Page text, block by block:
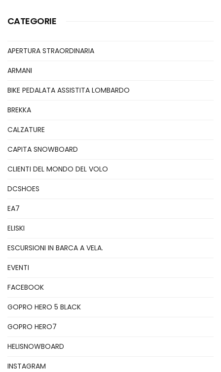
CATEGORIE
APERTURA STRAORDINARIA
ARMANI
BIKE PEDALATA ASSISTITA LOMBARDO
BREKKA
CALZATURE
CAPITA SNOWBOARD
CLIENTI DEL MONDO DEL VOLO
DCSHOES
EA7
ELISKI
ESCURSIONI IN BARCA A VELA.
EVENTI
FACEBOOK
GOPRO HERO 5 BLACK
GOPRO HERO7
HELISNOWBOARD
INSTAGRAM